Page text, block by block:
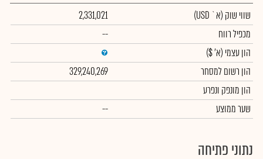
שווי שוק (א` USD)
2,331,021
מכפיל רווח
--
הון עצמי (א' $)
הון רשום למסחר
329,240,269
הון מונפק ונפרע
שער ממוצע
--
נתוני פתיחה